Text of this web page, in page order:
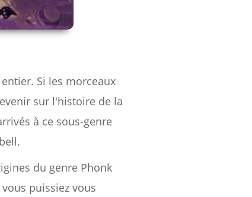
Si les morceaux
sur l'histoire de la
à ce sous-genre
du genre Phonk
puissiez vous